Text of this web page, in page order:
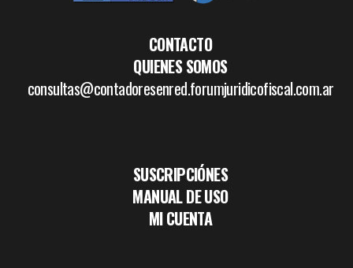
CONTACTO
QUIENES SOMOS
consultas@contadoresenred.forumjuridicofiscal.com.ar
SUSCRIPCIÓNES
MANUAL DE USO
MI CUENTA